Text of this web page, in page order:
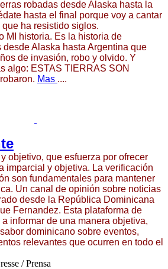
robadas desde Alaska hasta la
hasta el final porque voy a cantar
ha resistido siglos.
MI historia. Es la historia de
desde Alaska hasta Argentina que
de invasión, robo y olvido. Y
algo: ESTAS TIERRAS SON
Mas ....
objetivo, que esfuerza por ofrecer
imparcial y objetiva. La verificación
son fundamentales para mantener
Un canal de opinión sobre noticias
desde la República Dominicana
Fernandez. Esta plataforma de
informar de una manera objetiva,
dominicano sobre eventos,
relevantes que ocurren en todo el
/ Prensa